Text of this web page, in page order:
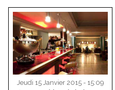
Jeudi 15 Janvier 2015 - 15:09